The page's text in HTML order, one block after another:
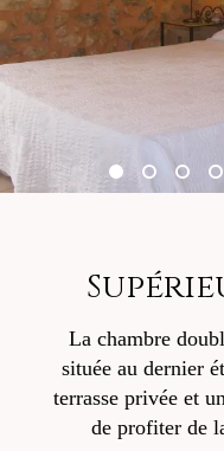
La chambre
située au dernier
terrasse privée et
de profiter de